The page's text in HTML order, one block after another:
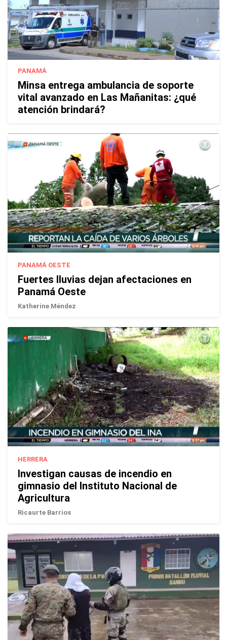
PANAMÁ
Minsa entrega ambulancia de soporte
vital avanzado en Las Mañanitas: ¿qué
atención brindará?
PANAMÁ OESTE
Fuertes lluvias dejan afectaciones en
Panamá Oeste
Katherine Méndez
HERRERA
Investigan causas de incendio en
gimnasio del Instituto Nacional de
Agricultura
Ricaurte Barrios